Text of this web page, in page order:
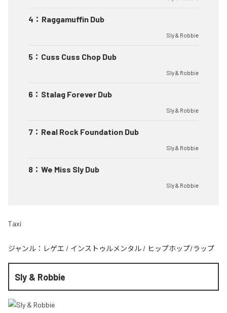
4 ： Raggamuffin Dub
Sly & Robbie
5 ： Cuss Cuss Chop Dub
Sly & Robbie
6 ： Stalag Forever Dub
Sly & Robbie
7 ： Real Rock Foundation Dub
Sly & Robbie
8 ： We Miss Sly Dub
Sly & Robbie
Taxi
ジャンル： レゲエ / インストゥルメンタル / ヒップホップ/ラップ
Sly & Robbie